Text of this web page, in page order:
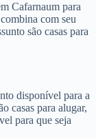
Cafarnaum para
com seu
são casas para
disponível para a
casas para alugar,
para que seja